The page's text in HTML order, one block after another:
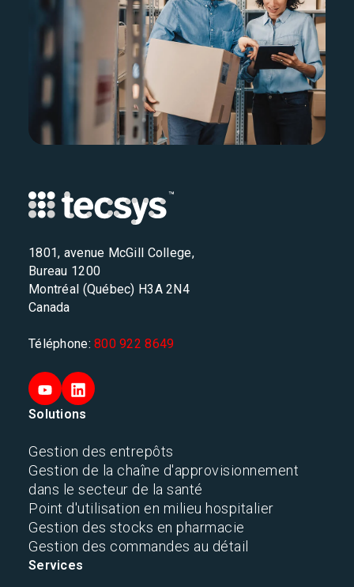
1801, avenue McGill College,
Bureau 1200
Montréal (Québec) H3A 2N4
Canada
Téléphone:800 922 8649
Solutions
Gestion des entrepôts
Gestion de la chaîne d'approvisionnement
dans le secteur de la santé
Point d'utilisation en milieu hospitalier
Gestion des stocks en pharmacie
Gestion des commandes au détail
Services